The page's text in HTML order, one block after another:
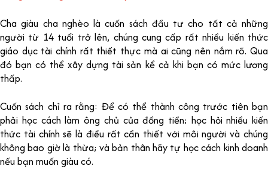
Cha giàu cha nghèo là cuốn sách đầu tư cho tất cả những
người từ 14 tuổi trở lên, chúng cung cấp rất nhiều kiến thức
giáo dục tài chính rất thiết thực mà ai cũng nên nắm rõ. Qua
đó bạn có thể xây dựng tài sản kể cả khi bạn có mức lương
thấp.
Cuốn sách chỉ ra rằng: Để có thể thành công trước tiên bạn
phải học cách làm ông chủ của đồng tiền; học hỏi nhiều kiến
thức tài chính sẽ là điều rất cần thiết với môi người và chúng
không bao giờ là thừa; và bản thân hãy tự học cách kinh doanh
nếu bạn muốn giàu có.